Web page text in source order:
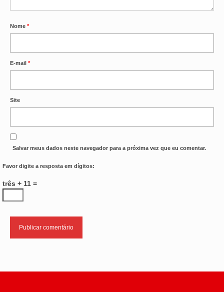
TÉCNICOS JUDICIÁRIOS
Nome *
E-mail *
Site
Salvar meus dados neste navegador para a próxima vez que eu comentar.
Favor digite a resposta em dígitos:
três + 11 =